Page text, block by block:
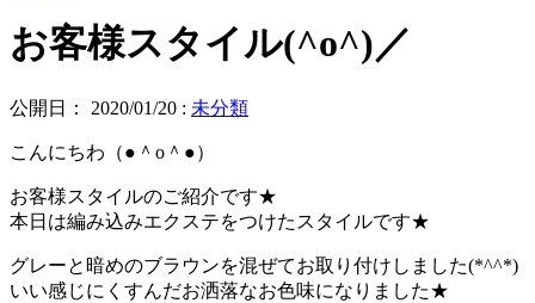
お客様スタイル(^o^)／
公開日： 2020/01/20 : 未分類
こんにちわ（●＾o＾●）
お客様スタイルのご紹介です★
本日は編み込みエクステをつけたスタイルです★
グレーと暗めのブラウンを混ぜてお取り付けしました(*^^*)
いい感じにくすんだお洒落なお色味になりました★